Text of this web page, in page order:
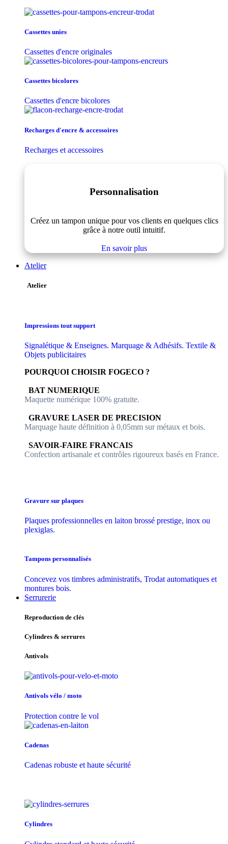
Cassettes unies
Cassettes d'encre originales
Cassettes bicolores
Cassettes d'encre bicolores
Recharges d'encre & accessoires
Recharges et accessoires
Personnalisation
Créez un tampon unique pour vos clients en quelques clics
grâce à notre outil intuitif.
En savoir plus
Atelier
Atelier
Impressions tout support
Signalétique & Enseignes. Marquage & Adhésifs. Textile &
Objets publicitaires
POURQUOI CHOISIR FOGECO ?
​​ BAT NUMERIQUE
Maquette numérique 100% ​gratuite.
​GRAVURE LASER DE PRECISION
Marquage haute définition à 0,05mm sur métaux et bois.
​SAVOIR-FAIRE FRANCAIS
Confection artisanale et contrôles ​rigoureux basés en France.
Gravure sur plaques
Plaques professionnelles en laiton brossé prestige, inox ou
plexiglas.
Tampons personnalisés
Concevez vos timbres administratifs, Trodat automatiques et
montures bois.
Serrurerie
Reproduction de clés
Cylindres & serrures
Antivols
Antivols vélo / moto
Protection contre le vol
Cadenas
Cadenas robuste et haute sécurité
Cylindres